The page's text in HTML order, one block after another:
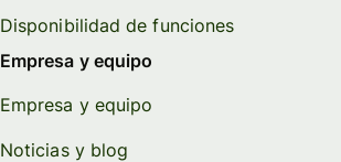
Disponibilidad de funciones
Empresa y equipo
Empresa y equipo
Noticias y blog